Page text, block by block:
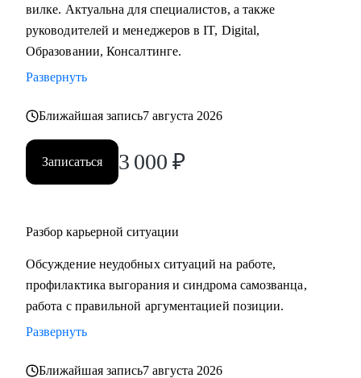
вилке. Актуальна для специалистов, а также
руководителей и менеджеров в IT, Digital,
Образовании, Консалтинге.
Развернуть
Ближайшая запись7 августа 2026
Записаться 3 000 ₽
Разбор карьерной ситуации
Обсуждение неудобных ситуаций на работе,
профилактика выгорания и синдрома самозванца,
работа с правильной аргументацией позиции.
Развернуть
Ближайшая запись7 августа 2026